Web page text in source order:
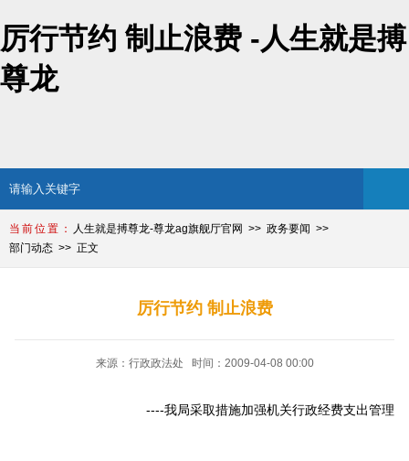
厉行节约 制止浪费 -人生就是搏
尊龙
人生就是搏尊龙-尊龙ag旗舰厅官网
政务要闻
部门动态
正文
厉行节约 制止浪费
来源：行政政法处 时间：2009-04-08 00:00
----我局采取措施加强机关行政经费支出管理